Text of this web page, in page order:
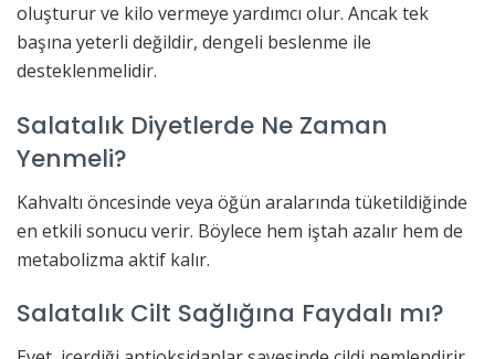
oluşturur ve kilo vermeye yardımcı olur. Ancak tek
başına yeterli değildir, dengeli beslenme ile
desteklenmelidir.
Salatalık Diyetlerde Ne Zaman
Yenmeli?
Kahvaltı öncesinde veya öğün aralarında tüketildiğinde
en etkili sonucu verir. Böylece hem iştah azalır hem de
metabolizma aktif kalır.
Salatalık Cilt Sağlığına Faydalı mı?